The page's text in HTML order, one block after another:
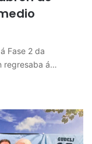
Fase 2 da
regresaba á…